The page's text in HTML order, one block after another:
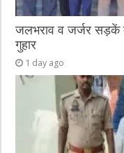
जलभराव व जर्जर सड़कें
गुहार
1 day ago